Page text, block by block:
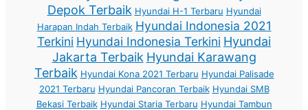
Depok Terbaik Hyundai H-1 Terbaru Hyundai
Harapan Indah Terbaik Hyundai Indonesia 2021
Terkini Hyundai Indonesia Terkini Hyundai
Jakarta Terbaik Hyundai Karawang
Terbaik Hyundai Kona 2021 Terbaru Hyundai Palisade
2021 Terbaru Hyundai Pancoran Terbaik Hyundai SMB
Bekasi Terbaik Hyundai Staria Terbaru Hyundai Tambun